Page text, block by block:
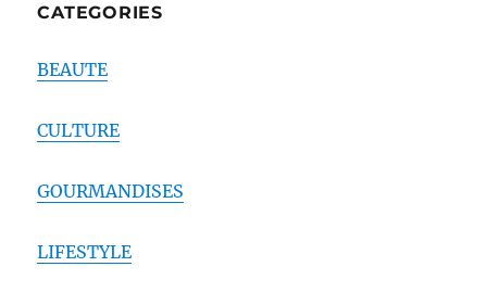
CATEGORIES
BEAUTE
CULTURE
GOURMANDISES
LIFESTYLE